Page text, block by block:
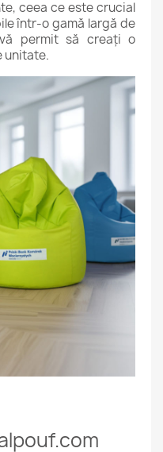
ceea ce este crucial
într-o gamă largă de
permit să creați o
unitate.